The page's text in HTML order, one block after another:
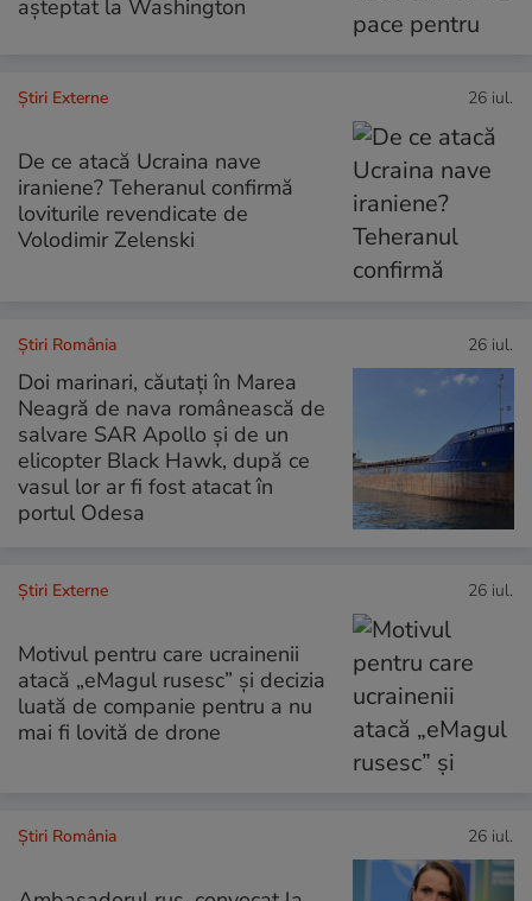
așteptat la Washington
Știri Externe 26 iul.
De ce atacă Ucraina nave
iraniene? Teheranul confirmă
loviturile revendicate de
Volodimir Zelenski
Știri România 26 iul.
Doi marinari, căutați în Marea
Neagră de nava românească de
salvare SAR Apollo și de un
elicopter Black Hawk, după ce
vasul lor ar fi fost atacat în
portul Odesa
Știri Externe 26 iul.
Motivul pentru care ucrainenii
atacă „eMagul rusesc” și decizia
luată de companie pentru a nu
mai fi lovită de drone
Știri România 26 iul.